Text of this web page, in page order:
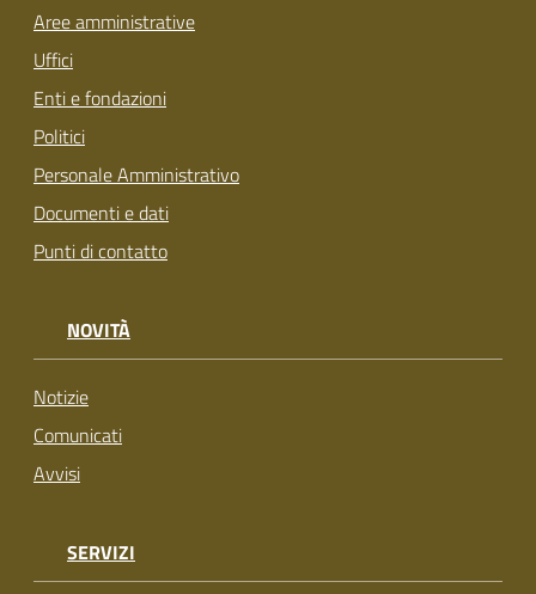
Aree amministrative
Uffici
Enti e fondazioni
Politici
Personale Amministrativo
Documenti e dati
Punti di contatto
NOVITÀ
Notizie
Comunicati
Avvisi
SERVIZI